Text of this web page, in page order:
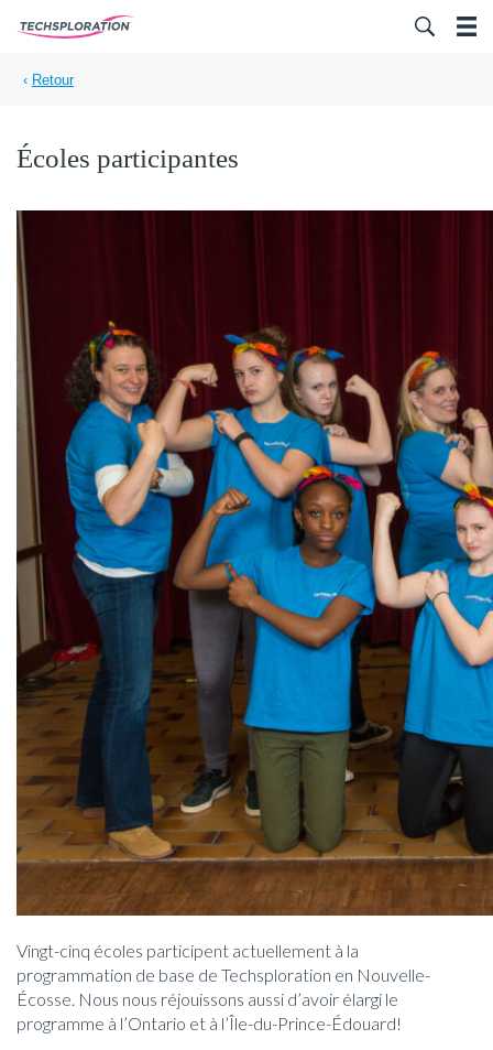
‹ Retour
Écoles participantes
Vingt-cinq écoles participent actuellement à la
programmation de base de Techsploration en Nouvelle-
Écosse. Nous nous réjouissons aussi d’avoir élargi le
programme à l’Ontario et à l’Île-du-Prince-Édouard!